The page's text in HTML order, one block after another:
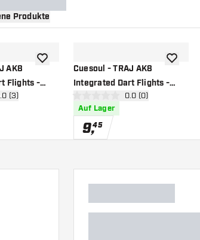
Produkte
AK8
Flights -
- Dart
öffnen
(3)
Zur Wunschliste hinzufügen
Cuesoul - TRAJ AK8
Integrated Dart Flights -
Cloud Shape - Red - Dart
Flights
Bewertungsbereich
0 Bewertungssterne
0.0 (0)
Auf Lager
9,45
Zur